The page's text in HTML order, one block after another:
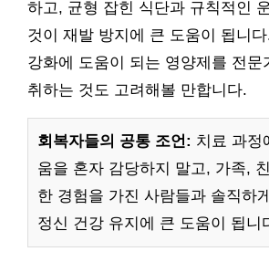
하고, 균형 잡힌 식단과 규칙적인
것이 재발 방지에 큰 도움이 됩니
강화에 도움이 되는 영양제를 전문
취하는 것도 고려해볼 만합니다.
회복자들의 공통 조언: 치료 과정
움을 혼자 감당하지 말고, 가족,
한 경험을 가진 사람들과 솔직하
정신 건강 유지에 큰 도움이 됩니